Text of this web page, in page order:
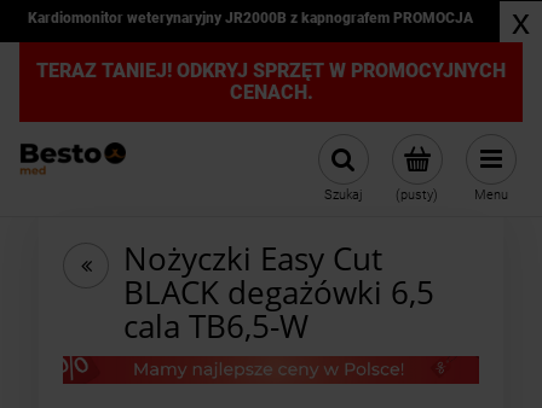
Kardiomonitor weterynaryjny JR2000B z kapnografem PROMOCJA x
TERAZ TANIEJ! ODKRYJ SPRZĘT W PROMOCYJNYCH
CENACH.
(pusty)
Szukaj Menu
Nożyczki Easy Cut
BLACK degażówki 6,5
cala TB6,5-W